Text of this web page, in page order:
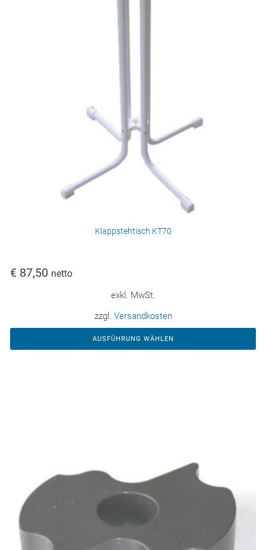
Klappstehtisch KT70
€ 87,50 netto
exkl. MwSt.
zzgl. Versandkosten
AUSFÜHRUNG WÄHLEN